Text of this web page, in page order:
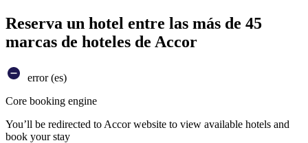
Reserva un hotel entre las más de 45
marcas de hoteles de Accor
error (es)
Core booking engine
You’ll be redirected to Accor website to view available hotels and
book your stay